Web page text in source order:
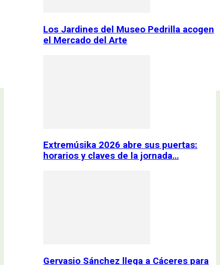
Los Jardines del Museo Pedrilla acogen
el Mercado del Arte
Extremúsika 2026 abre sus puertas:
horarios y claves de la jornada…
Gervasio Sánchez llega a Cáceres para